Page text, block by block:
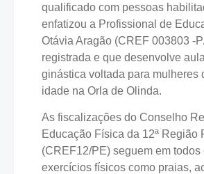
qualificado com pessoas
enfatizou a Profissional de
Otávia Aragão (CREF 003803 -
registrada e que desenvolve
ginástica voltada para mulheres
idade na Orla de Olinda.
As fiscalizações do Conselho
Educação Física da 12ª Região
(CREF12/PE) seguem em todos
exercícios físicos como praias,